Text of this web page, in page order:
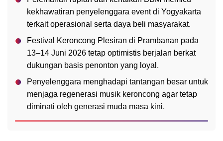
kekhawatiran penyelenggara event di Yogyakarta
terkait operasional serta daya beli masyarakat.
Festival Keroncong Plesiran di Prambanan pada
13–14 Juni 2026 tetap optimistis berjalan berkat
dukungan basis penonton yang loyal.
Penyelenggara menghadapi tantangan besar untuk
menjaga regenerasi musik keroncong agar tetap
diminati oleh generasi muda masa kini.